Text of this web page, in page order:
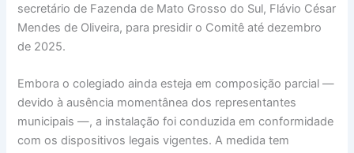
secretário de Fazenda de Mato Grosso do Sul, Flávio César
Mendes de Oliveira, para presidir o Comitê até dezembro
de 2025.
Embora o colegiado ainda esteja em composição parcial —
devido à ausência momentânea dos representantes
municipais —, a instalação foi conduzida em conformidade
com os dispositivos legais vigentes. A medida tem